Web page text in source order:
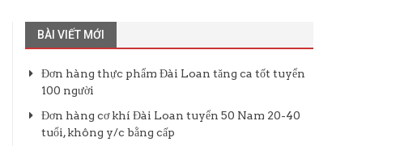
BÀI VIẾT MỚI
Đơn hàng thực phẩm Đài Loan tăng ca tốt tuyển
100 người
Đơn hàng cơ khí Đài Loan tuyển 50 Nam 20-40
tuổi, không y/c bằng cấp